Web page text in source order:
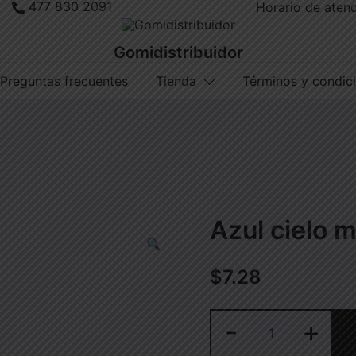
477 830 2091 Horario de
Gomidistribuidor
Preguntas frecuentes Tienda Términos y
Azul cielo
$7.28
-
cielo
+